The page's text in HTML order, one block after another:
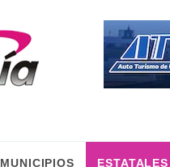
MUNICIPIOS ESTATALES